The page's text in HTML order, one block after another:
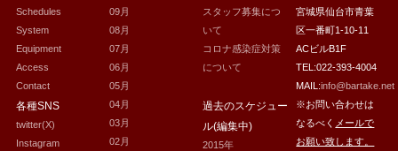
Schedules
System
Equipment
Access
Contact
各種SNS
twitter(X)
Instagram
09月
08月
07月
06月
05月
04月
03月
02月
スタッフ募集につ
いて
コロナ感染症対策
について
過去のスケジュー
ル(編集中)
2015年
宮城県仙台市青葉
区一番町1-10-11
ACビルB1F
TEL:022-393-4004
MAIL:info@bartake.net
※お問い合わせは
なるべく メールで
お願い致します。